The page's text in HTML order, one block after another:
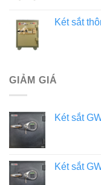
Két sắt
GIẢM GIÁ
Két sắt
Két sắt